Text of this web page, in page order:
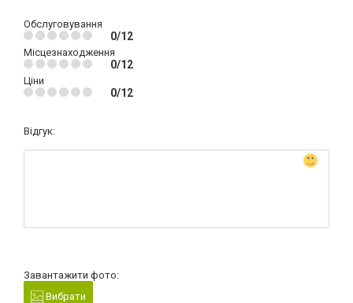
Обслуговування
0/12
Місцезнаходження
0/12
Ціни
0/12
Відгук:
Завантажити фото:
Вибрати